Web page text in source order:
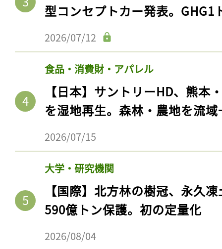
型コンセプトカー発表。GHG1
2026/07/12
食品・消費財・アパレル
【日本】サントリーHD、熊本
を湿地再生。森林・農地を流
2026/07/15
大学・研究機関
【国際】北方林の樹冠、永久
590億トン保護。初の定量化
2026/08/04